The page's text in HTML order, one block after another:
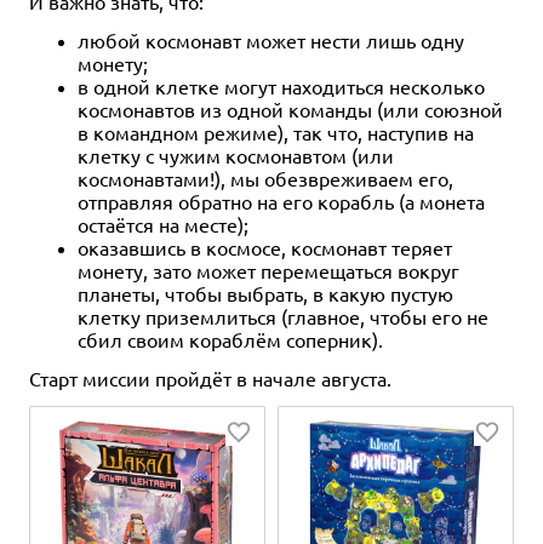
любой космонавт может нести лишь одну
монету;
в одной клетке могут находиться несколько
космонавтов из одной команды (или союзной
в командном режиме), так что, наступив на
клетку с чужим космонавтом (или
космонавтами!), мы обезвреживаем его,
отправляя обратно на его корабль (а монета
остаётся на месте);
оказавшись в космосе, космонавт теряет
монету, зато может перемещаться вокруг
планеты, чтобы выбрать, в какую пустую
клетку приземлиться (главное, чтобы его не
сбил своим кораблём соперник).
Старт миссии пройдёт в начале августа.